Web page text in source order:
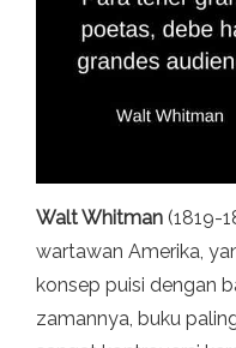
Walt Whitman (1819-
wartawan Amerika,
konsep puisi dengan
zamannya, buku